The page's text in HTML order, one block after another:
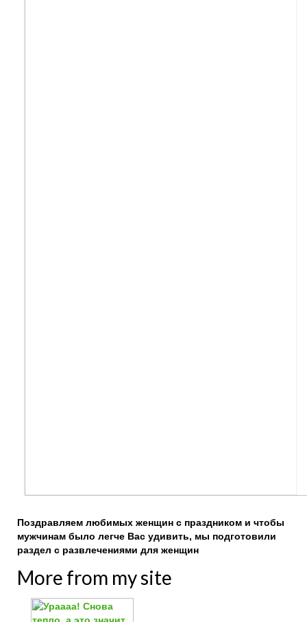
Поздравляем любимых женщин с праздником и чтобы
мужчинам было легче Вас удивить, мы подготовили
раздел с развлечениями для женщин
More from my site